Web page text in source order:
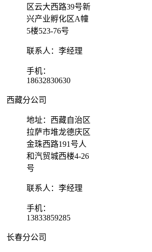
区云大西路39号新
兴产业孵化区A幢
5楼523-76号
联系人：李经理
手机：
18632830630
西藏分公司
地址：西藏自治区
拉萨市堆龙德庆区
金珠西路191号人
和汽贸城西楼4-26
号
联系人：李经理
手机：
13833859285
长春分公司